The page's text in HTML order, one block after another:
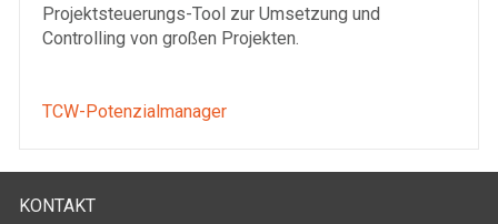
Projektsteuerungs-Tool zur Umsetzung und
Controlling von großen Projekten.
TCW-Potenzialmanager
KONTAKT